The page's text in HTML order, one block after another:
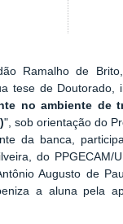
Ramalho de
tese de Doutorado,
no ambiente de
", sob orientação do
da banca,
do
Augusto de
a aluna pela